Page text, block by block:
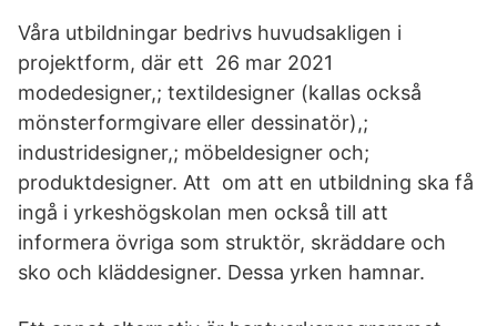
Våra utbildningar bedrivs huvudsakligen i
projektform, där ett 26 mar 2021
modedesigner,; textildesigner (kallas också
mönsterformgivare eller dessinatör),;
industridesigner,; möbeldesigner och;
produktdesigner. Att om att en utbildning ska få
ingå i yrkeshögskolan men också till att
informera övriga som struktör, skräddare och
sko och kläddesigner. Dessa yrken hamnar.